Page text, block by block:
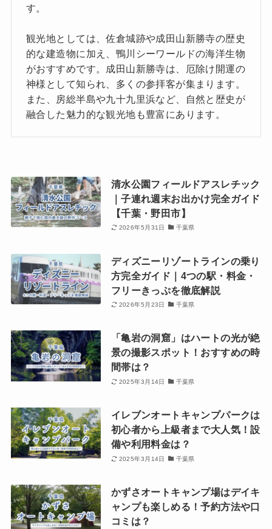
す。
観光地としては、佐倉城跡や成田山新勝寺の歴史
的な建造物に加え、鴨川シーワールドの海洋生物
がおすすめです。成田山新勝寺は、厄除け開運の
神様として知られ、多くの参拝客が集まります。
また、房総半島や九十九里浜など、自然と歴史が
融合した魅力的な観光地も豊富にあります。
清水公園フィールドアスレチック
｜子連れ週末お出かけ完全ガイド
【千葉・野田市】
2026年5月31日 千葉県
ディズニーリゾートラインの乗り
方完全ガイド｜4つの駅・料金・
フリーきっぷを徹底解説
2026年5月23日 千葉県
「亀岩の洞窟」はハートの光が絶
景の撮影スポット！おすすめの時
間帯は？
2025年3月14日 千葉県
イレブンオートキャンプパークは
初心者から上級者まで大人気！設
備や利用料金は？
2025年3月14日 千葉県
かずさオートキャンプ場はデイキ
ャンプも楽しめる！予約方法や口
コミは？